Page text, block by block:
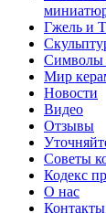
Гжель и
Символы
Мир
Новости
Видео
Отзывы
Советы
Кодекс
О нас
Контакты